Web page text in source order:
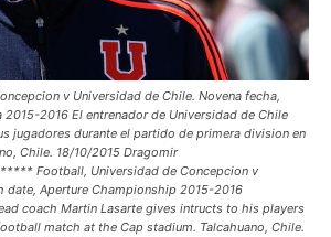
v Universidad de Chile. Novena fecha,
2015-2016 El entrenador de Universidad de Chile
jugadores durante el partido de primera division en
Chile. 18/10/2015 Dragomir
Football, Universidad de Concepcion v
date, Aperture Championship 2015-2016
coach Martin Lasarte gives intructs to his players
match at the Cap stadium. Talcahuano, Chile.